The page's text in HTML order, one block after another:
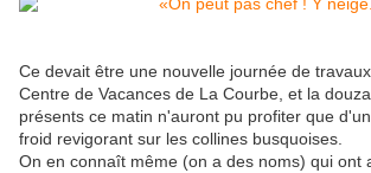
Ce devait être une nouvelle journée de
Centre de Vacances de La Courbe, et la
présents ce matin n'auront pu profiter que
froid revigorant sur les collines busquoises.
On en connaît même (on a des noms) qui ont